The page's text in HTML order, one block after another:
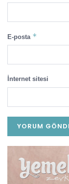
E-posta *
İnternet sitesi